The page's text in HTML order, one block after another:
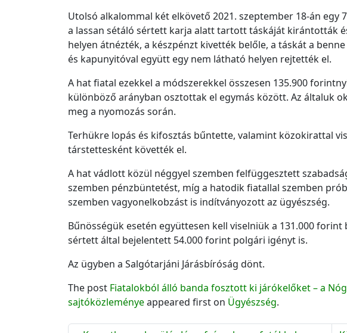
Utolsó alkalommal két elkövető 2021. szeptember 18-án egy
a lassan sétáló sértett karja alatt tartott táskáját kirántották
helyen átnézték, a készpénzt kivették belőle, a táskát a
és kapunyitóval együtt egy nem látható helyen rejtették el.
A hat fiatal ezekkel a módszerekkel összesen 135.900
különböző arányban osztottak el egymás között. Az általuk
meg a nyomozás során.
Terhükre lopás és kifosztás bűntette, valamint közokirattal
társtettesként követték el.
A hat vádlott közül néggyel szemben felfüggesztett
szemben pénzbüntetést, míg a hatodik fiatallal szemben
szemben vagyonelkobzást is indítványozott az ügyészség.
Bűnösségük esetén együttesen kell viselniük a 131.000
sértett által bejelentett 54.000 forint polgári igényt is.
Az ügyben a Salgótarjáni Járásbíróság dönt.
The post Fiatalokból álló banda fosztott ki járókelőket – a
sajtóközleményeappeared first on Ügyészség.